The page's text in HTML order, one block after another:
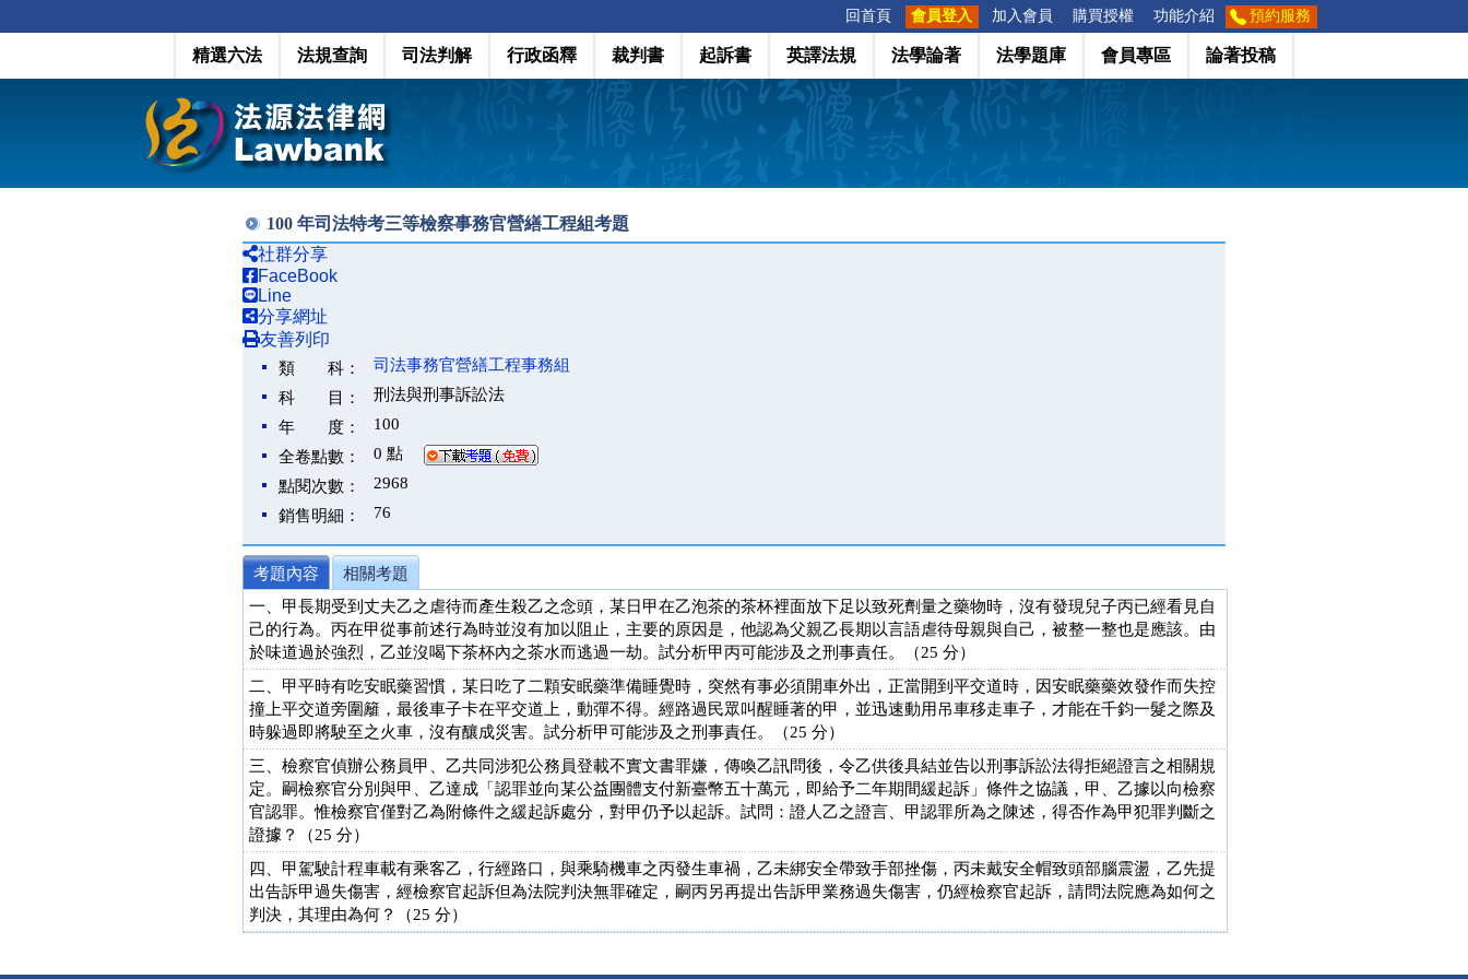
回首頁 會員登入 加入會員 購買授權 功能介紹 預約服務
精選六法 法規查詢 司法判解 行政函釋 裁判書 起訴書 英譯法規 法學論著 法學題庫 會員專區 論著投稿
100 年司法特考三等檢察事務官營繕工程組考題
社群分享
FaceBook
Line
分享網址
友善列印
類 科：
司法事務官營繕工程事務組
科 目：
刑法與刑事訴訟法
年 度：
100
全卷點數：
0 點
點閱次數：
2968
銷售明細：
76
考題內容
相關考題
一、甲長期受到丈夫乙之虐待而產生殺乙之念頭，某日甲在乙泡茶的茶杯裡面放下足以致死劑量之藥物時，沒有發現兒子丙已經看見自
己的行為。丙在甲從事前述行為時並沒有加以阻止，主要的原因是，他認為父親乙長期以言語虐待母親與自己，被整一整也是應該。由
於味道過於強烈，乙並沒喝下茶杯內之茶水而逃過一劫。試分析甲丙可能涉及之刑事責任。（25 分）
二、甲平時有吃安眠藥習慣，某日吃了二顆安眠藥準備睡覺時，突然有事必須開車外出，正當開到平交道時，因安眠藥藥效發作而失控
撞上平交道旁圍籬，最後車子卡在平交道上，動彈不得。經路過民眾叫醒睡著的甲，並迅速動用吊車移走車子，才能在千鈞一髮之際及
時躲過即將駛至之火車，沒有釀成災害。試分析甲可能涉及之刑事責任。（25 分）
三、檢察官偵辦公務員甲、乙共同涉犯公務員登載不實文書罪嫌，傳喚乙訊問後，令乙供後具結並告以刑事訴訟法得拒絕證言之相關規
定。嗣檢察官分別與甲、乙達成「認罪並向某公益團體支付新臺幣五十萬元，即給予二年期間緩起訴」條件之協議，甲、乙據以向檢察
官認罪。惟檢察官僅對乙為附條件之緩起訴處分，對甲仍予以起訴。試問：證人乙之證言、甲認罪所為之陳述，得否作為甲犯罪判斷之
證據？（25 分）
四、甲駕駛計程車載有乘客乙，行經路口，與乘騎機車之丙發生車禍，乙未綁安全帶致手部挫傷，丙未戴安全帽致頭部腦震盪，乙先提
出告訴甲過失傷害，經檢察官起訴但為法院判決無罪確定，嗣丙另再提出告訴甲業務過失傷害，仍經檢察官起訴，請問法院應為如何之
判決，其理由為何？（25 分）